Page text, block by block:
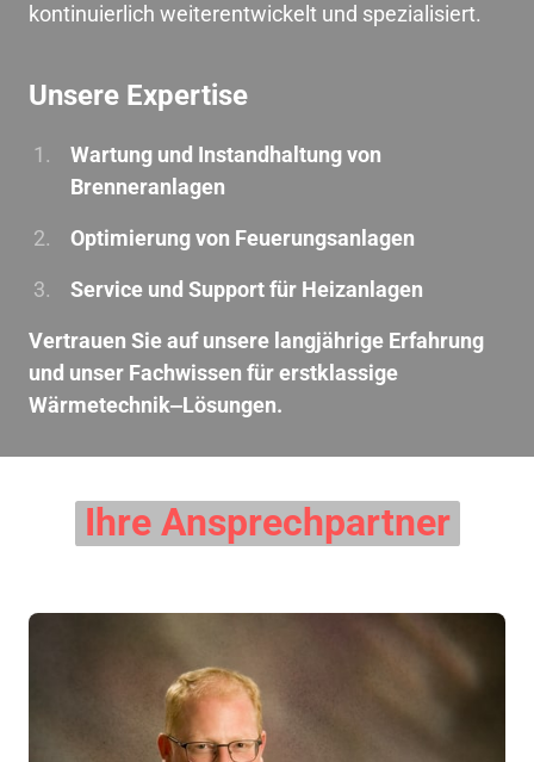
kontinuierlich weiterentwickelt und spezialisiert.
Unsere Expertise
Wartung und Instandhaltung
Brenneranlagen
Optimierung von Feuerungsanlagen
Service und Support für Heizanlagen
Vertrauen Sie auf unsere langjährige
und unser Fachwissen für
Wärmetechnik‒Lösungen.
Ihre Ansprechpartner